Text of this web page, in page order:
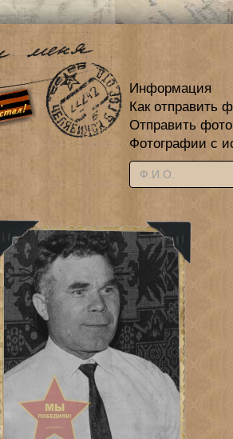
Информация
Как отправить
Отправить
Фотографии с